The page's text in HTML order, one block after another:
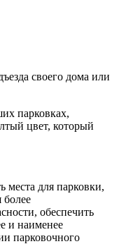
своего дома или
парковках,
цвет, который
места для парковки,
более
обеспечить
и наименее
парковочного